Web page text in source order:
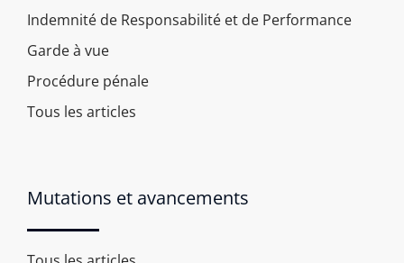
Indemnité de Responsabilité et de Performance
Garde à vue
Procédure pénale
Tous les articles
Mutations et avancements